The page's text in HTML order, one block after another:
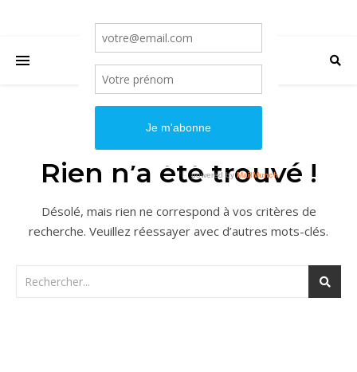
Rien n’a été trouvé !
Désolé, mais rien ne correspond à vos critères de
recherche. Veuillez réessayer avec d’autres mots-clés.